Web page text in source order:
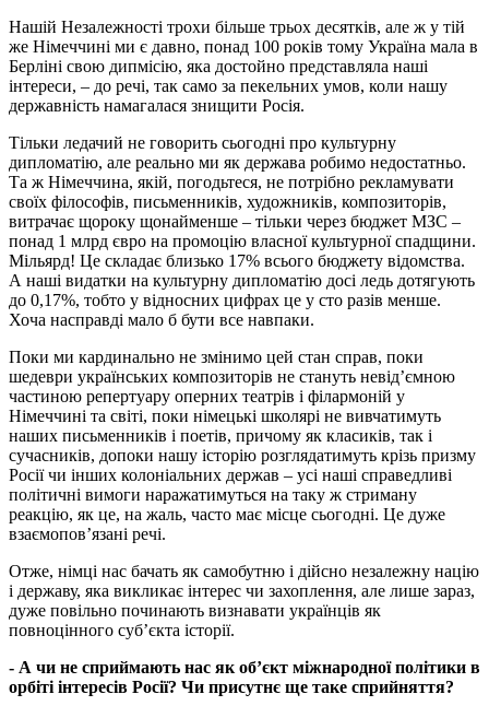
Нашій Незалежності трохи більше трьох десятків, але ж у тій
же Німеччині ми є давно, понад 100 років тому Україна мала в
Берліні свою дипмісію, яка достойно представляла наші
інтереси, – до речі, так само за пекельних умов, коли нашу
державність намагалася знищити Росія.
Тільки ледачий не говорить сьогодні про культурну
дипломатію, але реально ми як держава робимо недостатньо.
Та ж Німеччина, якій, погодьтеся, не потрібно рекламувати
своїх філософів, письменників, художників, композиторів,
витрачає щороку щонайменше – тільки через бюджет МЗС –
понад 1 млрд євро на промоцію власної культурної спадщини.
Мільярд! Це складає близько 17% всього бюджету відомства.
А наші видатки на культурну дипломатію досі ледь дотягують
до 0,17%, тобто у відносних цифрах це у сто разів менше.
Хоча насправді мало б бути все навпаки.
Поки ми кардинально не змінимо цей стан справ, поки
шедеври українських композиторів не стануть невід’ємною
частиною репертуару оперних театрів і філармоній у
Німеччині та світі, поки німецькі школярі не вивчатимуть
наших письменників і поетів, причому як класиків, так і
сучасників, допоки нашу історію розглядатимуть крізь призму
Росії чи інших колоніальних держав – усі наші справедливі
політичні вимоги наражатимуться на таку ж стриману
реакцію, як це, на жаль, часто має місце сьогодні. Це дуже
взаємопов’язані речі.
Отже, німці нас бачать як самобутню і дійсно незалежну націю
і державу, яка викликає інтерес чи захоплення, але лише зараз,
дуже повільно починають визнавати українців як
повноцінного суб’єкта історії.
- А чи не сприймають нас як об’єкт міжнародної політики в
орбіті інтересів Росії? Чи присутнє ще таке сприйняття?